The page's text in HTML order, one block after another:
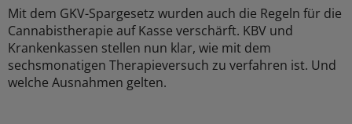
Mit dem GKV-Spargesetz wurden auch die Regeln für die
Cannabistherapie auf Kasse verschärft. KBV und
Krankenkassen stellen nun klar, wie mit dem
sechsmonatigen Therapieversuch zu verfahren ist. Und
welche Ausnahmen gelten.